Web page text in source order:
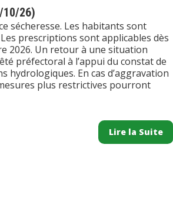
10/26)
sécheresse. Les habitants sont
prescriptions sont applicables dès
2026. Un retour à une situation
préfectoral à l’appui du constat de
hydrologiques. En cas d’aggravation
plus restrictives pourront
Lire la Suite